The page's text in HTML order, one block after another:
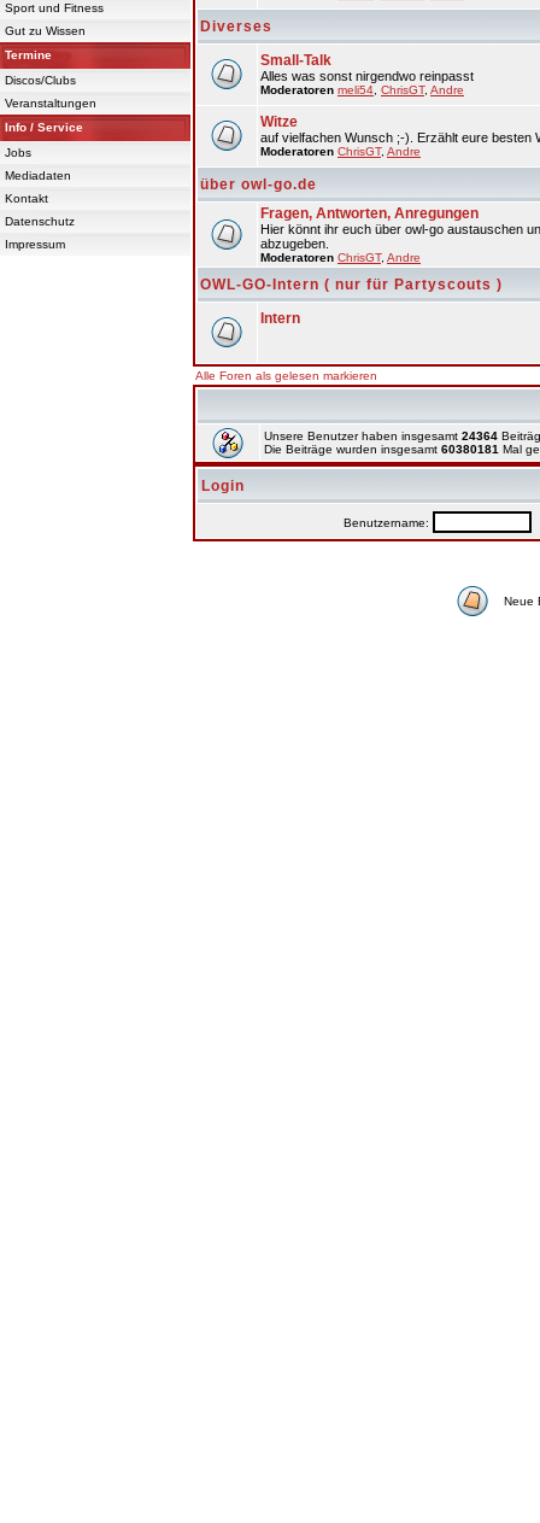
Sport und Fitness
Gut zu Wissen
Termine
Discos/Clubs
Veranstaltungen
Info / Service
Jobs
Mediadaten
Kontakt
Datenschutz
Impressum
Diverses
Small-Talk
Alles was sonst nirgendwo reinpasst
Moderatoren meli54 ChrisGT, Andre
Witze
auf vielfachen Wunsch ;-). Erzählt eure besten
Moderatoren ChrisGT, Andre
über owl-go.de
Fragen, Antworten, Anregungen
Hier könnt ihr euch über owl-go austauschen
abzugeben.
Moderatoren ChrisGT, Andre
OWL-GO-Intern ( nur für Partyscouts )
Intern
Alle Foren als gelesen markieren
Unsere Benutzer haben insgesamt 24364
Die Beiträge wurden insgesamt 60380181 Mal
Login
Benutzername:
Neue